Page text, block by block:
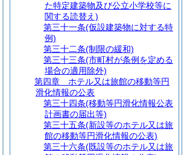
た特定建築物及び公立小学校等に
関する読替え)
第三十一条(仮設建築物に対する特
例)
第三十二条(制限の緩和)
第三十三条(市町村が条例を定める
場合の適用除外)
第四章
ホテル又は旅館の移動等円
滑化情報の公表
第三十四条(移動等円滑化情報公表
計画書の届出等)
第三十五条(新設等のホテル又は旅
館の移動等円滑化情報の公表)
第三十六条(既設等のホテル又は旅